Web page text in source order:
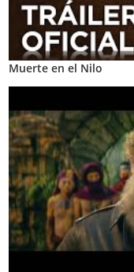
Muerte en el Nilo